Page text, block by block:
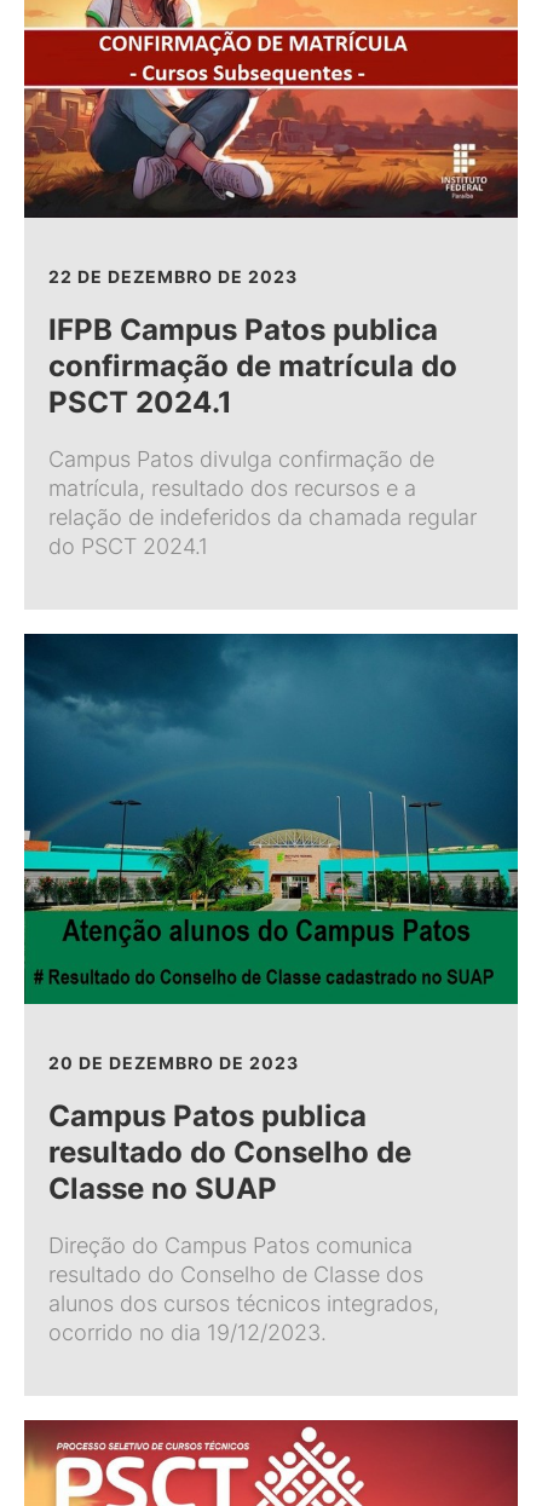
22 DE DEZEMBRO DE 2023
IFPB Campus Patos publica
confirmação de matrícula do
PSCT 2024.1
Campus Patos divulga confirmação de
matrícula, resultado dos recursos e a
relação de indeferidos da chamada regular
do PSCT 2024.1
20 DE DEZEMBRO DE 2023
Campus Patos publica
resultado do Conselho de
Classe no SUAP
Direção do Campus Patos comunica
resultado do Conselho de Classe dos
alunos dos cursos técnicos integrados,
ocorrido no dia 19/12/2023.